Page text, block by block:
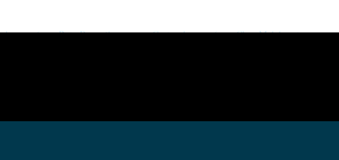
energía en Buta Ranquil
Cortes de energía en Chos Malal y otras